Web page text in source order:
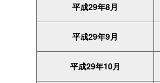
平成29年8月
平成29年9月
平成29年10月